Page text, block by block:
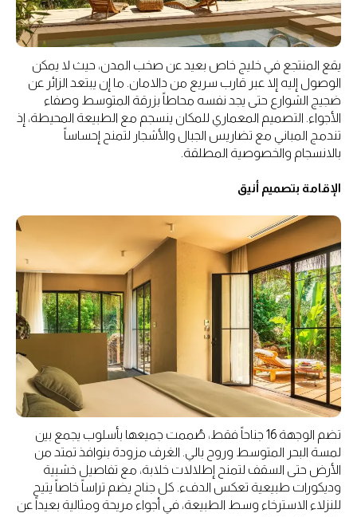
يقع المنتجع في خليج خاص بعيد عن صخب المدن، حيث لا يمكن
الوصول إليه إلا عبر قارب سريع من دالامان. ما إن يبتعد الزائر عن
ضجيج الشوارع حتى يجد نفسه محاطاً بزرقة المتوسط وصفاء
الأجواء. التصميم المعماري للمكان ينسجم مع الطبيعة المحيطة، إذ
تندمج المباني مع تضاريس الجبال والأشجار لتمنح إحساساً
بالانسجام والخصوصية المطلقة.
الإقامة بتصميم أنيق
تضم الوجهة 16 جناحاً فقط، صُممت جميعها بأسلوب يجمع بين
لمسة البحر المتوسط وروح بالي. الغرف مزودة بنوافذ تمتد من
الأرض حتى السقف لتمنح إطلالات خلابة، مع تفاصيل خشبية
وديكورات طبيعية تعكس الدفء. كل جناح يضم تراساً خاصاً يتيح
للنزلاء الاسترخاء وسط الطبيعة، في أجواء مريحة ومثالية بعيداً عن